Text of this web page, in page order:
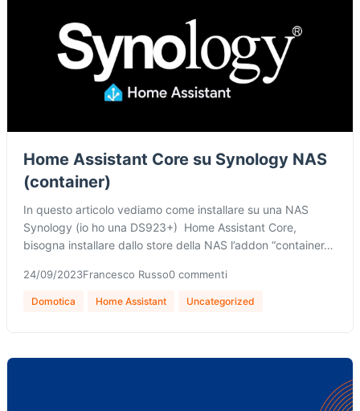
Home Assistant Core su Synology NAS
(container)
In questo articolo vediamo come installare su una NAS
Synology (io ho una DS923+) Home Assistant Core,
bisogna installare dallo store della NAS l’addon “container…
24/09/2023Francesco Russo0 commenti
Domotica Home Assistant Uncategorized